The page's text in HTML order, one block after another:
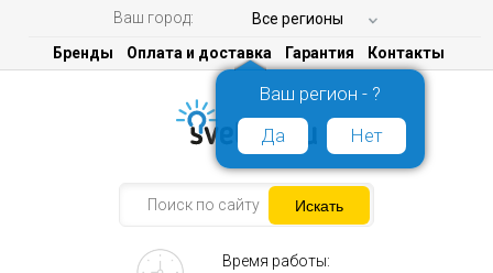
Ваш город: Все регионы
Ваш регион - ?
Да
Нет
Бренды Оплата и доставка Гарантия Контакты
Время работы: